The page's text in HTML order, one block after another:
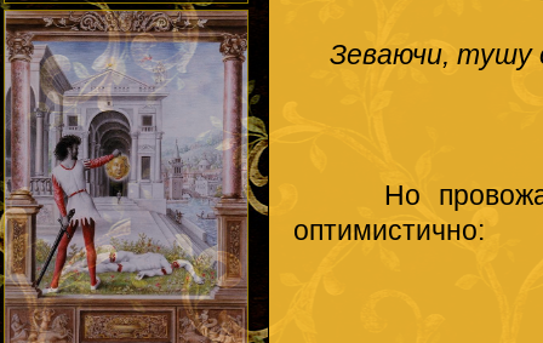
Зеваючи, тушу
Но провожает
оптимистично: